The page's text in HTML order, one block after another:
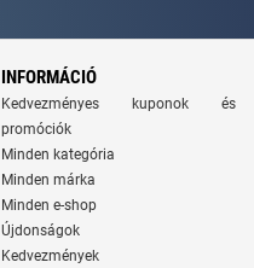
INFORMÁCIÓ
Kedvezményes kuponok és
promóciók
Minden kategória
Minden márka
Minden e-shop
Újdonságok
Kedvezmények